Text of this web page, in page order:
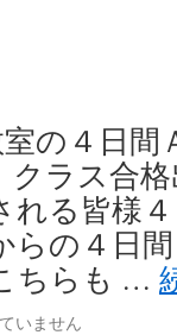
の４日間
クラス合
れる皆様
らの４日
ちらも …
いません